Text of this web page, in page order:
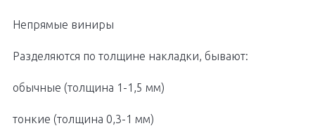
Непрямые виниры​
Разделяются по толщине накладки, бывают:
обычные (толщина 1-1,5 мм)
тонкие (толщина 0,3-1 мм)